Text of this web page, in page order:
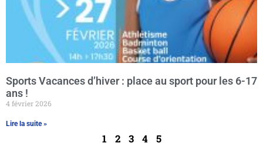
Sports Vacances d’hiver : place au sport pour les 6-17
ans !
4 février 2026
Lire la suite »
1 2 3 4 5